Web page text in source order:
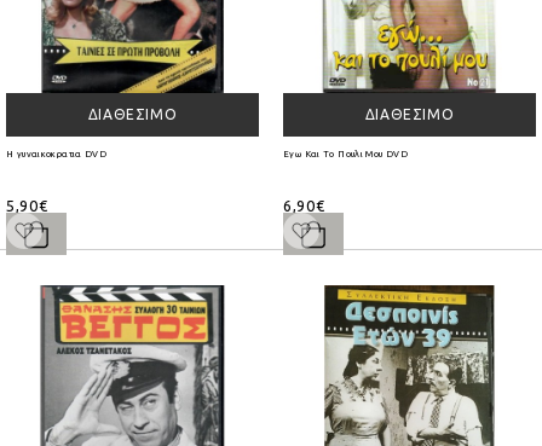
ΔΙΑΘΈΣΙΜΟ
Η γυναικοκρατια DVD
5,90€
ΔΙΑΘΈΣΙΜΟ
Εγω Και Το Πουλι Μου DVD
6,90€